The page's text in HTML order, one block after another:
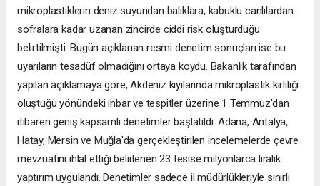
mikroplastiklerin deniz suyundan balıklara, kabuklu canlılardan
sofralara kadar uzanan zincirde ciddi risk oluşturduğu
belirtilmişti. Bugün açıklanan resmi denetim sonuçları ise bu
uyarıların tesadüf olmadığını ortaya koydu. Bakanlık tarafından
yapılan açıklamaya göre, Akdeniz kıyılarında mikroplastik kirliliği
oluştuğu yönündeki ihbar ve tespitler üzerine 1 Temmuz'dan
itibaren geniş kapsamlı denetimler başlatıldı. Adana, Antalya,
Hatay, Mersin ve Muğla'da gerçekleştirilen incelemelerde çevre
mevzuatını ihlal ettiği belirlenen 23 tesise milyonlarca liralık
yaptırım uygulandı. Denetimler sadece il müdürlükleriyle sınırlı